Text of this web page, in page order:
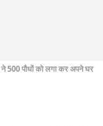
500 पौधों को लगा कर अपने घर